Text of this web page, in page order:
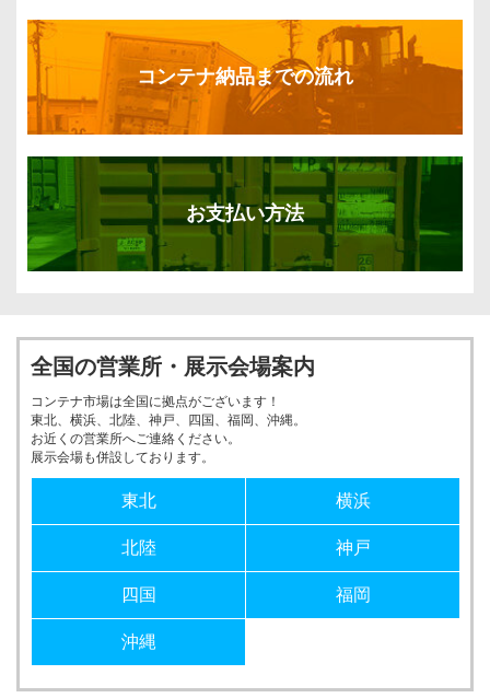
コンテナ納品までの流れ
お支払い方法
全国の営業所・展示会場案内
コンテナ市場は全国に拠点がございます！
東北、横浜、北陸、神戸、四国、福岡、沖縄。
お近くの営業所へご連絡ください。
展示会場も併設しております。
東北 横浜
北陸 神戸
四国 福岡
沖縄